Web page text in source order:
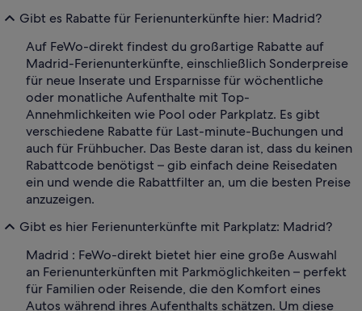
Gibt es Rabatte für Ferienunterkünfte hier: Madrid?
Auf FeWo-direkt findest du großartige Rabatte auf
Madrid-Ferienunterkünfte, einschließlich Sonderpreise
für neue Inserate und Ersparnisse für wöchentliche
oder monatliche Aufenthalte mit Top-
Annehmlichkeiten wie Pool oder Parkplatz. Es gibt
verschiedene Rabatte für Last-minute-Buchungen und
auch für Frühbucher. Das Beste daran ist, dass du keinen
Rabattcode benötigst – gib einfach deine Reisedaten
ein und wende die Rabattfilter an, um die besten Preise
anzuzeigen.
Gibt es hier Ferienunterkünfte mit Parkplatz: Madrid?
Madrid : FeWo-direkt bietet hier eine große Auswahl
an Ferienunterkünften mit Parkmöglichkeiten – perfekt
für Familien oder Reisende, die den Komfort eines
Autos während ihres Aufenthalts schätzen. Um diese